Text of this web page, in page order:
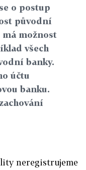
o postup
původní
možnost
všech
banky.
účtu
banku.
neregistrujeme